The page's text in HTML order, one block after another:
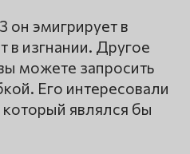
он эмигрирует в
изгнании. Другое
можете запросить
Его интересовали
являлся бы